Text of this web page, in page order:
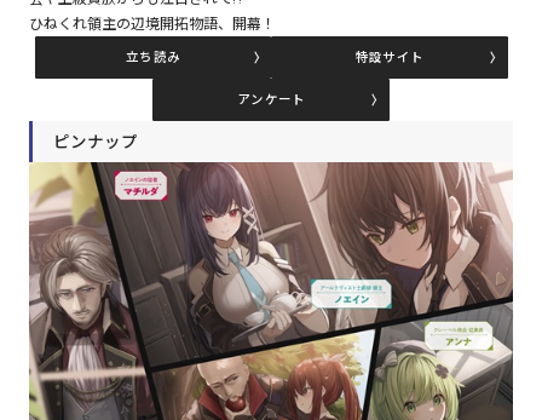
閉じる
ひねくれ領主の辺境開拓物語、開幕！
立ち読み 特設サイト
アンケート
ピンナップ